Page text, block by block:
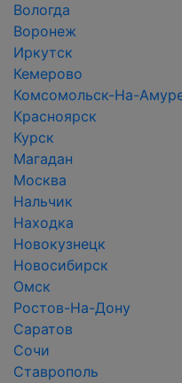
Вологда
Воронеж
Иркутск
Кемерово
Комсомольск-На-
Красноярск
Курск
Магадан
Москва
Нальчик
Находка
Новокузнецк
Новосибирск
Омск
Ростов-На-Дону
Саратов
Сочи
Ставрополь